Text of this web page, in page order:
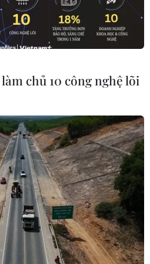
bằng một trạm dừng nghỉ trên
Đông. (Ảnh: Việt Hùng/Vietnam+)
mặt bằng không được
bàn giao sớm cho nhà
chủ 10 công nghệ lõi